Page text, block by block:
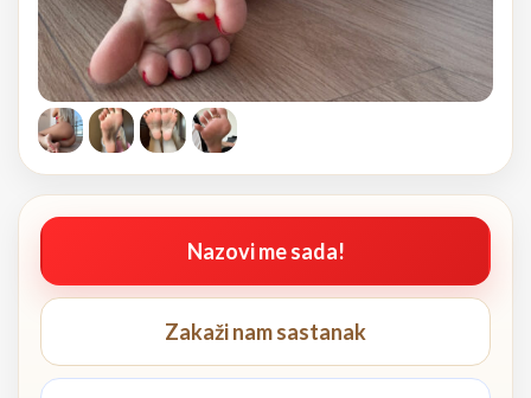
Nazovi me sada!
Zakaži nam sastanak